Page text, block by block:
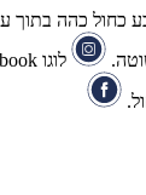
כחול כהה בתוך